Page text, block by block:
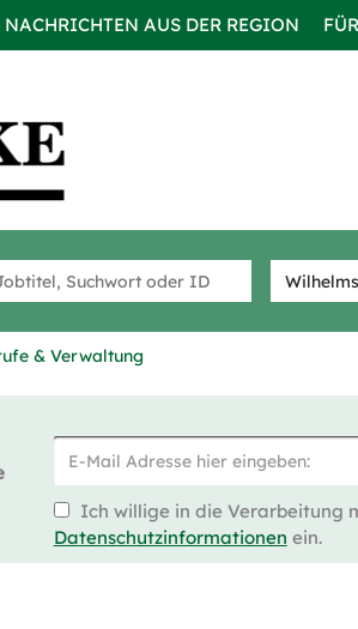
NACHRICHTEN AUS DER REGION
& Verwaltung
Ich willige in die Verarbeitung
Datenschutzinformationen ein.